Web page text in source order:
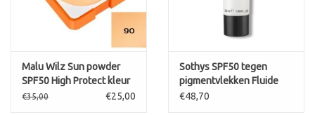
METHYLPARABEN, PROPYLPARABEN, TALC, LYSINE, MAGNESIUM
CHLORIDE, POTASSIUM CHLORIDE, SODIUM CHLORIDE, ZINC
CHLORIDE, POTASSIUM SORBATE, [+/- (MAY CONTAIN) CI 77163
OXIDES), CI 77499 (IRON OXIDES), CI 77891 (TITANIUM DIOXIDE)]
inhoud: 15 gram
Malu Wilz Sun powder
SPF50 High Protect kleur
90
€35,00 €25,00
Sothys SPF50 tegen
pigmentvlekken Fluide
Protecteur Jeunesse
€48,70